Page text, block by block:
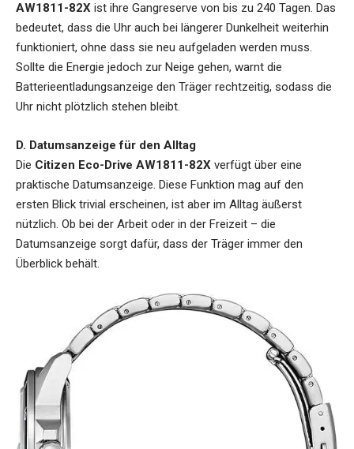
AW1811-82X ist ihre Gangreserve von bis zu 240 Tagen. Das
bedeutet, dass die Uhr auch bei längerer Dunkelheit weiterhin
funktioniert, ohne dass sie neu aufgeladen werden muss.
Sollte die Energie jedoch zur Neige gehen, warnt die
Batterieentladungsanzeige den Träger rechtzeitig, sodass die
Uhr nicht plötzlich stehen bleibt.
D. Datumsanzeige für den Alltag
Die Citizen Eco-Drive AW1811-82X verfügt über eine
praktische Datumsanzeige. Diese Funktion mag auf den
ersten Blick trivial erscheinen, ist aber im Alltag äußerst
nützlich. Ob bei der Arbeit oder in der Freizeit – die
Datumsanzeige sorgt dafür, dass der Träger immer den
Überblick behält.